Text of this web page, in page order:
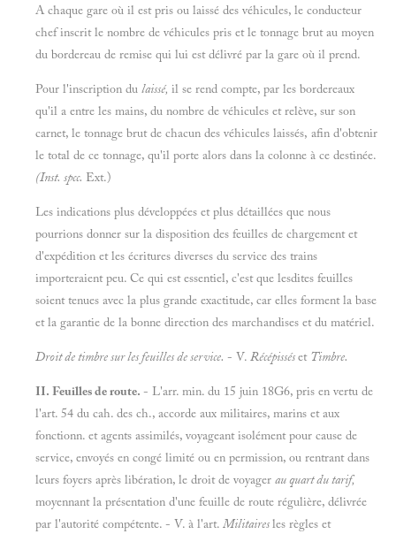
A chaque gare où il est pris ou laissé des véhicules, le conducteur
chef inscrit le nombre de véhicules pris et le tonnage brut au moyen
du bordereau de remise qui lui est délivré par la gare où il prend.
Pour l'inscription du laissé, il se rend compte, par les bordereaux
qu'il a entre les mains, du nombre de véhicules et relève, sur son
carnet, le tonnage brut de chacun des véhicules laissés, afin d'obtenir
le total de ce tonnage, qu'il porte alors dans la colonne à ce destinée.
(Inst. spcc. Ext.)
Les indications plus développées et plus détaillées que nous
pourrions donner sur la disposition des feuilles de chargement et
d'expédition et les écritures diverses du service des trains
importeraient peu. Ce qui est essentiel, c'est que lesdites feuilles
soient tenues avec la plus grande exactitude, car elles forment la base
et la garantie de la bonne direction des marchandises et du matériel.
Droit de timbre sur les feuilles de service. - V. Récépisséset Timbre.
II. Feuilles de route. - L'arr. min. du 15 juin 18G6, pris en vertu de
l'art. 54 du cah. des ch., accorde aux militaires, marins et aux
fonctionn. et agents assimilés, voyageant isolément pour cause de
service, envoyés en congé limité ou en permission, ou rentrant dans
leurs foyers après libération, le droit de voyager au quart du tarif,
moyennant la présentation d'une feuille de route régulière, délivrée
par l'autorité compétente. - V. à l'art. Militairesles règles et